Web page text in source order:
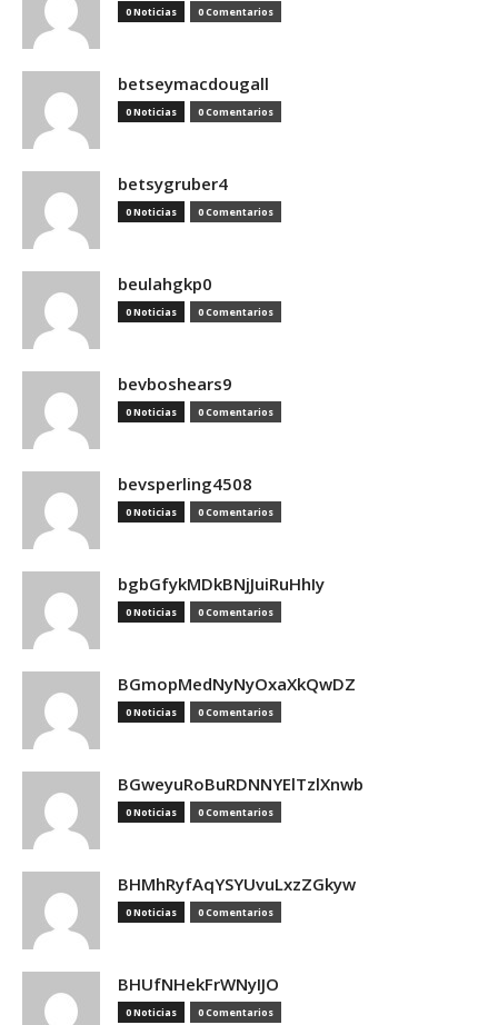
0 Noticias 0 Comentarios
betseymacdougall
0 Noticias 0 Comentarios
betsygruber4
0 Noticias 0 Comentarios
beulahgkp0
0 Noticias 0 Comentarios
bevboshears9
0 Noticias 0 Comentarios
bevsperling4508
0 Noticias 0 Comentarios
bgbGfykMDkBNjJuiRuHhIy
0 Noticias 0 Comentarios
BGmopMedNyNyOxaXkQwDZ
0 Noticias 0 Comentarios
BGweyuRoBuRDNNYElTzlXnwb
0 Noticias 0 Comentarios
BHMhRyfAqYSYUvuLxzZGkyw
0 Noticias 0 Comentarios
BHUfNHekFrWNyIJO
0 Noticias 0 Comentarios